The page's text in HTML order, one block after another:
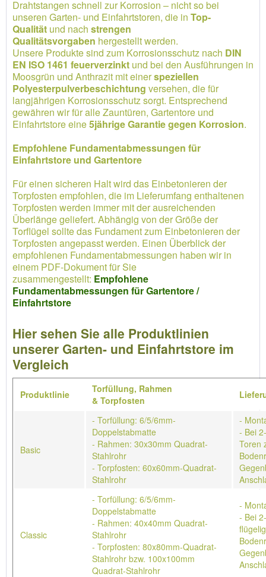
Drahtstangen schnell zur Korrosion – nicht so bei
unseren Garten- und Einfahrtstoren, die in Top-
Qualität und nach strengen
Qualitätsvorgaben hergestellt werden.
Unsere Produkte sind zum Korrosionsschutz nach DIN
EN ISO 1461 feuerverzinkt und bei den Ausführungen in
Moosgrün und Anthrazit mit einerspeziellen
Polyesterpulverbeschichtung versehen, die für
langjährigen Korrosionsschutz sorgt. Entsprechend
gewähren wir für alle Zauntüren, Gartentore und
Einfahrtstore eine5jährige Garantie gegen Korrosion.
Empfohlene Fundamentabmessungen für
Einfahrtstore und Gartentore
Für einen sicheren Halt wird das Einbetonieren der
Torpfosten empfohlen, die im Lieferumfang enthaltenen
Torpfosten werden immer mit der ausreichenden
Überlänge geliefert. Abhängig von der Größe der
Torflügel sollte das Fundament zum Einbetonieren der
Torpfosten angepasst werden. Einen Überblick der
empfohlenen Fundamentabmessungen haben wir in
einem PDF-Dokument für Sie
zusammengestellt: Empfohlene
Fundamentabmessungen für Gartentore /
Einfahrtstore
Hier sehen Sie alle Produktlinien
unserer Garten- und Einfahrtstore im
Vergleich
Produktlinie Torfüllung, Rahmen
& Torpfosten
Basic
- Torfüllung: 6/5/6mm-
Doppelstabmatte
- Rahmen: 30x30mm Quadrat-
Stahlrohr
- Torpfosten: 60x60mm-Quadrat-
Stahlrohr
-
- Bei
Toren
Classic
- Torfüllung: 6/5/6mm-
Doppelstabmatte
- Rahmen: 40x40mm Quadrat-
Stahlrohr
- Torpfosten: 80x80mm-Quadrat-
Stahlrohr bzw. 100x100mm
Quadrat-Stahlrohr
-
- Bei